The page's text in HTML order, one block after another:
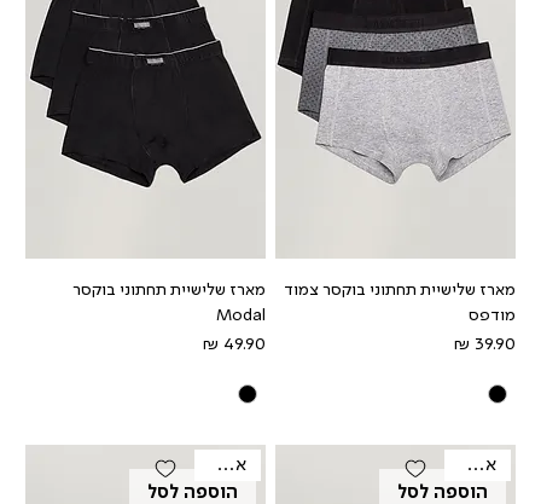
מארז שלישיית תחתוני בוקסר צמוד
מודפס
מחיר
מארז שלישיית תחתוני בוקסר
Modal
מחיר
הוספה לסל
אאוטלט
הוספה לסל
אאוטלט